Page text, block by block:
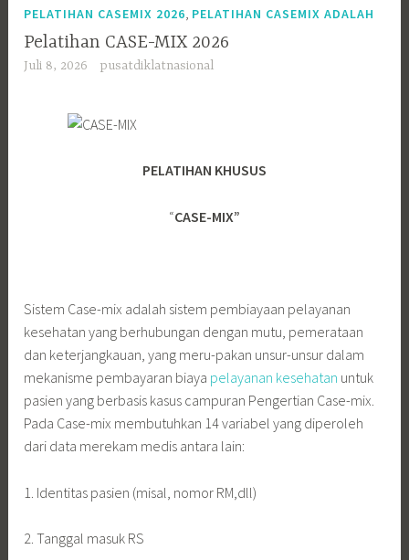
PELATIHAN CASEMIX 2026 PELATIHAN CASEMIX ADALAH
Pelatihan CASE-MIX 2026
Juli 8, 2026 pusatdiklatnasional
PELATIHAN KHUSUS
“CASE-MIX”
Sistem Case-mix adalah sistem pembiayaan pelayanan
kesehatan yang berhubungan dengan mutu, pemerataan
dan keterjangkauan, yang meru-pakan unsur-unsur dalam
mekanisme pembayaran biaya pelayanan kesehatan untuk
pasien yang berbasis kasus campuran Pengertian Case-mix.
Pada Case-mix membutuhkan 14 variabel yang diperoleh
dari data merekam medis antara lain:
1. Identitas pasien (misal, nomor RM,dll)
2. Tanggal masuk RS